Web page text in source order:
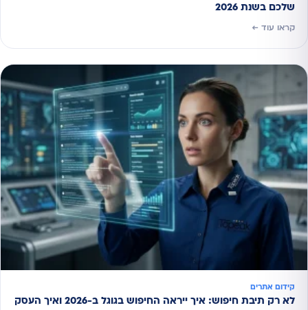
שלכם בשנת 2026
קראו עוד ←
קידום אתרים
לא רק תיבת חיפוש: איך ייראה החיפוש בגוגל ב-2026 ואיך העסק